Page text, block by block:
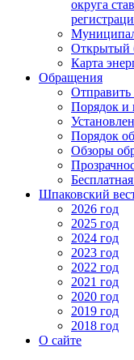
округа
Открытый
Карта
Обращения
Порядок и
Порядок
Обзоры
Шпаковский
2026 год
2025 год
2024 год
2023 год
2022 год
2021 год
2020 год
2019 год
2018 год
О сайте